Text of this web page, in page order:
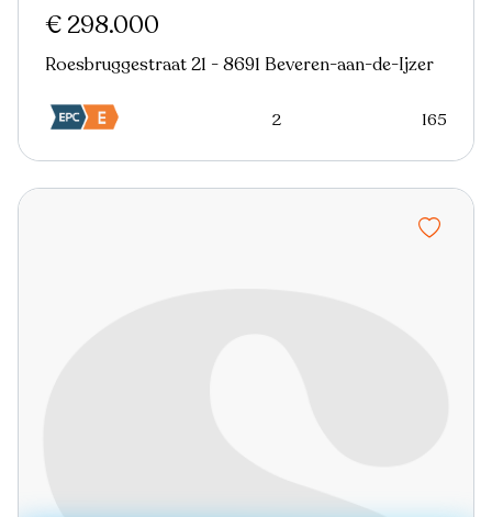
€ 298.000
Roesbruggestraat 21 - 8691 Beveren-aan-de-Ijzer
2 165